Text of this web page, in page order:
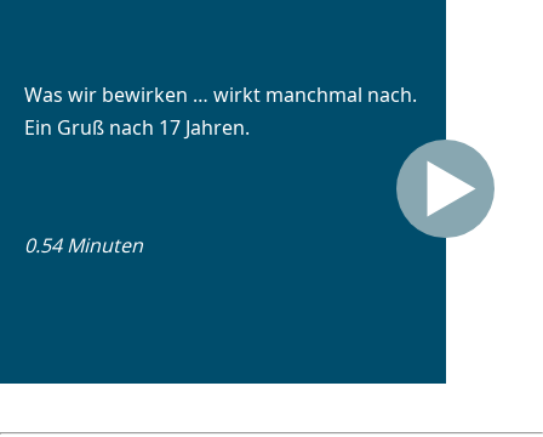
Was wir bewirken … wirkt manchmal nach.
Ein Gruß nach 17 Jahren.
0.54 Minuten